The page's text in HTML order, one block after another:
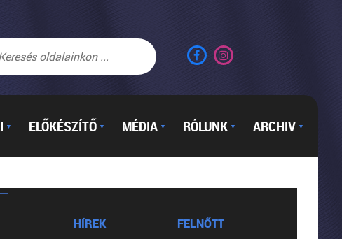
▼ ELŐKÉSZÍTŐ ▼ MÉDIA ▼ RÓLUNK ▼ ARCHIV ▼
HÍREK
FELNŐTT